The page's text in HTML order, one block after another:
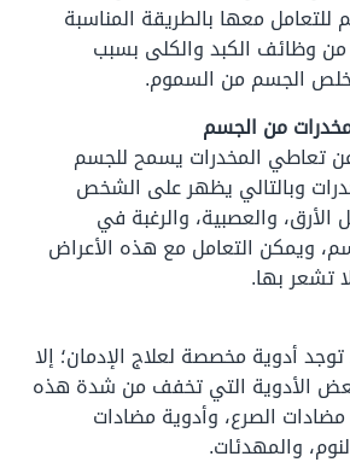
معها بالطريقة المناسبة
من وظائف الكبد والكلى بسبب
الجسم من السموم.
من الجسم
تعاطي المخدرات يسمح للجسم
وبالتالي يظهر على الشخص
الأرق، والعصبية، والرغبة في
ويمكن التعامل مع هذه الأعراض
تشعر بها.
أدوية مخصصة لعلاج الإدمان؛ إلا
الأدوية التي تخفف من شدة هذه
الصرع، وأدوية مضادات
والمهدئات.